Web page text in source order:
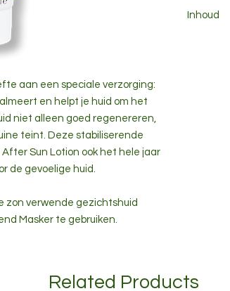
aan een speciale verzorging:
en helpt je huid om het
niet alleen goed regenereren,
teint. Deze stabiliserende
Sun Lotion ook het hele jaar
de gevoelige huid.
zon verwende gezichtshuid
Masker te gebruiken.
Extract,
Inhoud
Related Products